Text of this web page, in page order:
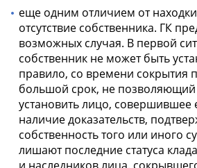
еще одним отличием от
отсутствие собственника. ГК
возможных случая. В первой
собственник не может быть
правило, со времени сокрытия
большой срок, не позволяющий
установить лицо, совершившее
наличие доказательств,
собственность того или иного
лишают последние статуса